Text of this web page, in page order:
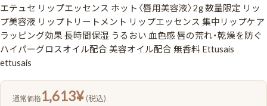
エテュセ リップエッセンス ホット〈唇用美容液〉2g 数量限定 リッ
プ美容液 リップトリートメント リップエッセンス 集中リップケア
ラッピング効果 長時間保湿 うるおい 血色感 唇の荒れ・乾燥を防ぐ
ハイパーグロスオイル配合 美容オイル配合 無香料 Ettusais
ettusais
通常価格1,613¥ (税込)